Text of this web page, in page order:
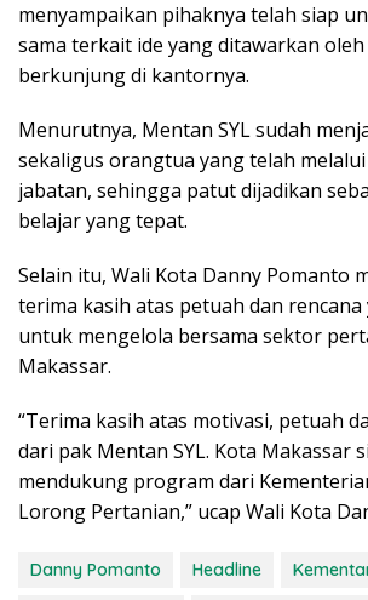
menyampaikan pihaknya telah siap
sama terkait ide yang ditawarkan
berkunjung di kantornya.
Menurutnya, Mentan SYL sudah
sekaligus orangtua yang telah
jabatan, sehingga patut dijadikan
belajar yang tepat.
Selain itu, Wali Kota Danny Pomanto
terima kasih atas petuah dan
untuk mengelola bersama sektor
Makassar.
“Terima kasih atas motivasi, petuah
dari pak Mentan SYL. Kota Makassar
mendukung program dari
Lorong Pertanian,” ucap Wali Kota
Danny Pomanto Headline